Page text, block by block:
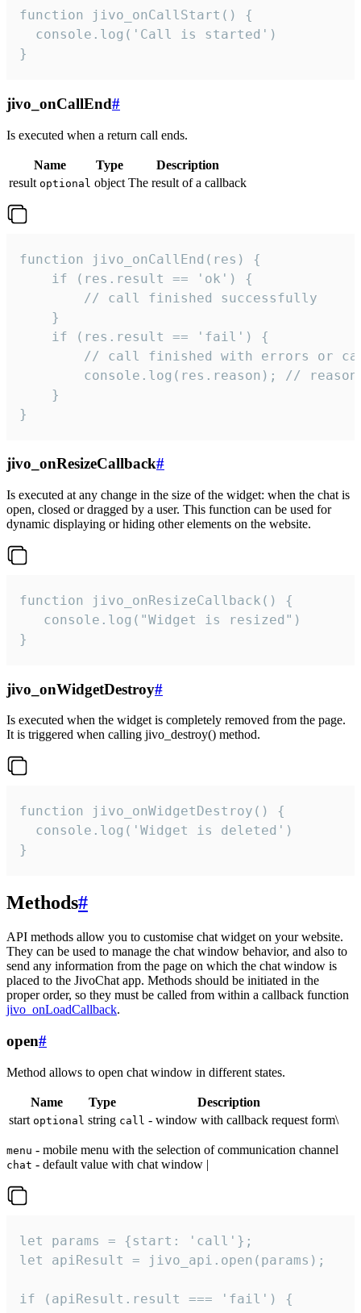
function jivo_onCallStart() {
  console.log('Call is started')
}
jivo_onCallEnd#
Is executed when a return call ends.
Name Type
Description
result optional object The result of a callback
function jivo_onCallEnd(res) {
    if (res.result == 'ok') {
        // call finished successfully
    }
    if (res.result == 'fail') {
// call finished with errors or
console.log(res.reason); //
    }
}
jivo_onResizeCallback#
Is executed at any change in the size of the widget: when the chat is
open, closed or dragged by a user. This function can be used for
dynamic displaying or hiding other elements on the website.
function jivo_onResizeCallback() {
   console.log("Widget is resized")
}
jivo_onWidgetDestroy#
Is executed when the widget is completely removed from the page.
It is triggered when calling jivo_destroy() method.
function jivo_onWidgetDestroy() {
  console.log('Widget is deleted')
}
Methods#
API methods allow you to customise chat widget on your website.
They can be used to manage the chat window behavior, and also to
send any information from the page on which the chat window is
placed to the JivoChat app. Methods should be initiated in the
proper order, so they must be called from within a callback function
jivo_onLoadCallback.
open#
Method allows to open chat window in different states.
Name Type
Description
start optional string call - window with callback request form\
menu - mobile menu with the selection of communication channel
chat - default value with chat window |
let params = {start: 'call'};
let apiResult = jivo_api.open(params);
if (apiResult.result === 'fail') {